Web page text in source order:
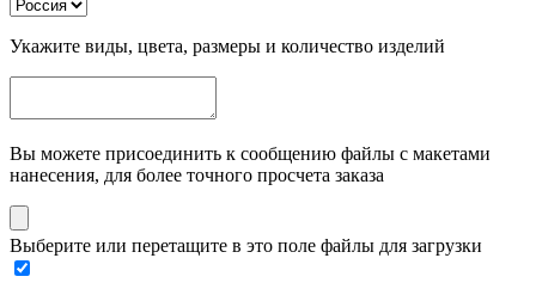
Укажите виды, цвета, размеры и количество изделий
Вы можете присоединить к сообщению файлы с макетами
нанесения, для более точного просчета заказа
Выберите или перетащите в это поле файлы для загрузки